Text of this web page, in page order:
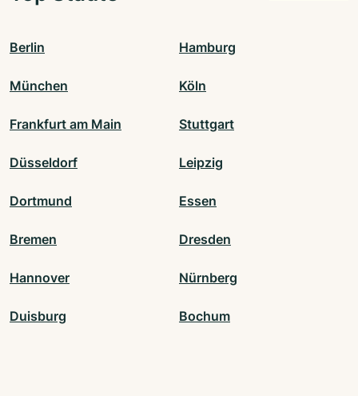
Berlin Hamburg
München Köln
Frankfurt am Main Stuttgart
Düsseldorf Leipzig
Dortmund Essen
Bremen Dresden
Hannover Nürnberg
Duisburg Bochum